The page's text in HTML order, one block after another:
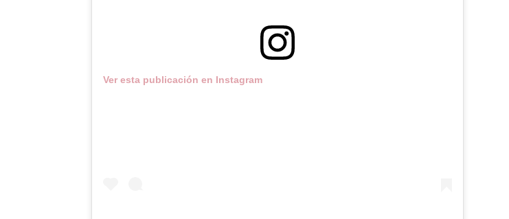
Ver esta publicación en Instagram